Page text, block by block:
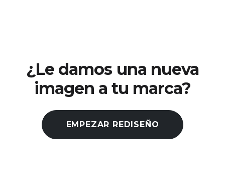
¿Le damos una nueva
imagen a tu marca?
EMPEZAR REDISEÑO